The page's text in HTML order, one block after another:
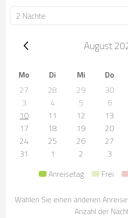
Dauer
Trip dates, August 2026
August
Mo Di Mi Do
27
28 29 30
3
4 5 6
10
11 12 13
17
18 19 20
24
25 26 27
31
1 2 3
Anreisetag
Frei
Wählen Sie einen anderen
Anzahl der